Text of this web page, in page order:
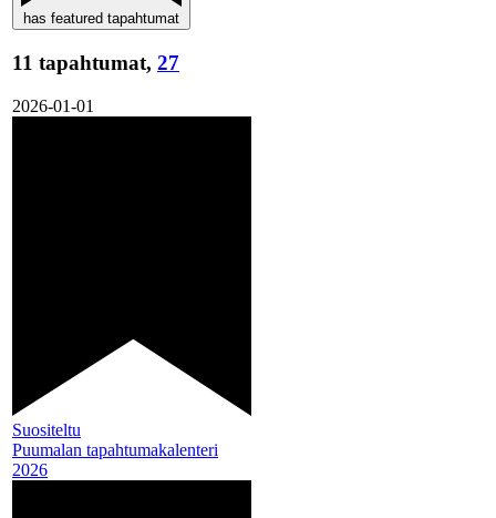
has featured tapahtumat
11 tapahtumat, 27
2026-01-01
Suositeltu
Puumalan tapahtumakalenteri
2026